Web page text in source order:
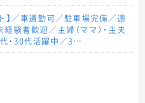
】／車通勤可／駐車場完備／週
経験者歓迎／主婦（ママ）・主夫
・30代活躍中／3…